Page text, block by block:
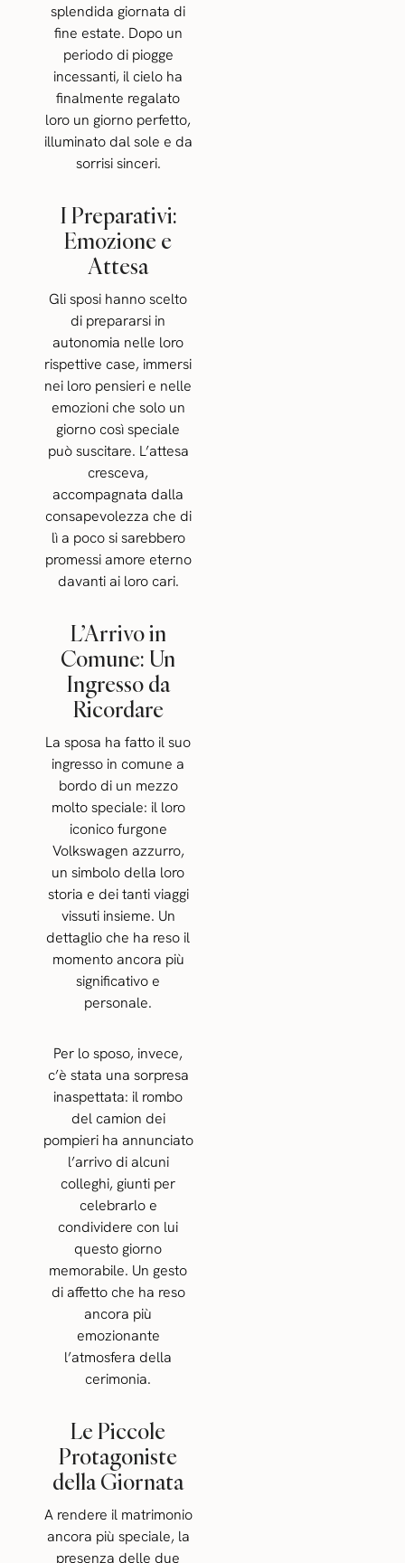
splendida giornata di
fine estate. Dopo un
periodo di piogge
incessanti, il cielo ha
finalmente regalato
loro un giorno perfetto,
illuminato dal sole e da
sorrisi sinceri.
I Preparativi:
Emozione e
Attesa
Gli sposi hanno scelto
di prepararsi in
autonomia nelle loro
rispettive case, immersi
nei loro pensieri e nelle
emozioni che solo un
giorno così speciale
può suscitare. L’attesa
cresceva,
accompagnata dalla
consapevolezza che di
lì a poco si sarebbero
promessi amore eterno
davanti ai loro cari.
L’Arrivo in
Comune: Un
Ingresso da
Ricordare
La sposa ha fatto il suo
ingresso in comune a
bordo di un mezzo
molto speciale: il loro
iconico furgone
Volkswagen azzurro,
un simbolo della loro
storia e dei tanti viaggi
vissuti insieme. Un
dettaglio che ha reso il
momento ancora più
significativo e
personale.
Per lo sposo, invece,
c’è stata una sorpresa
inaspettata: il rombo
del camion dei
pompieri ha annunciato
l’arrivo di alcuni
colleghi, giunti per
celebrarlo e
condividere con lui
questo giorno
memorabile. Un gesto
di affetto che ha reso
ancora più
emozionante
l’atmosfera della
cerimonia.
Le Piccole
Protagoniste
della Giornata
A rendere il matrimonio
ancora più speciale, la
presenza delle due